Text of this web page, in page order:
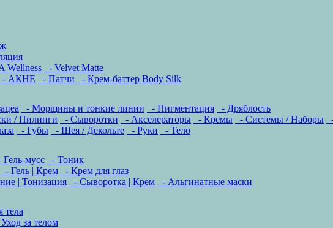
Wellness
- Velvet Matte
- АКНЕ - Патчи
- Крем-баттер Body Silk
- Морщины и тонкие линии - Пигментация
- Дряблость
/ Пилинги - Сыворотки - Акселераторы - Кремы - Системы / Наборы
- Губы - Шея / Декольте - Руки
- Тело
Гель-мусс
- Тоник
- Гель | Крем
- Крем для глаз
| Тонизация - Сыворотка | Крем
- Альгинатные маски
тела
за телом